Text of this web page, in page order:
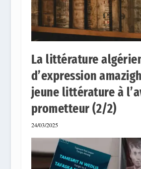
La littérature
d’expression
jeune littérature à
prometteur (2/2)
24/03/2025